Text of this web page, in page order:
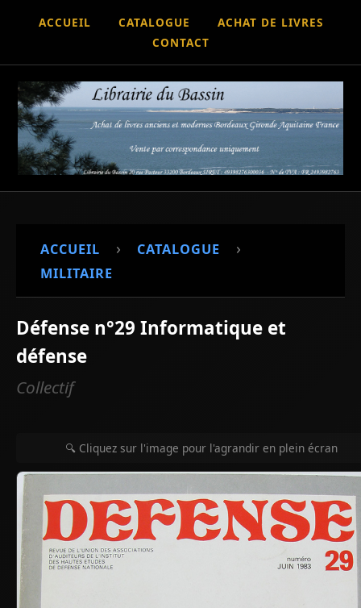
ACCUEIL CATALOGUE
ACHAT DE LIVRES
CONTACT
ACCUEIL › CATALOGUE ›
MILITAIRE
Défense n°29 Informatique et
défense
Collectif
🔍 Cliquez sur l'image pour l'agrandir en plein écran